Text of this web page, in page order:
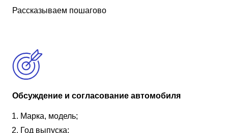
Рассказываем пошагово
Обсуждение и согласование автомобиля
Марка, модель;
Год выпуска;